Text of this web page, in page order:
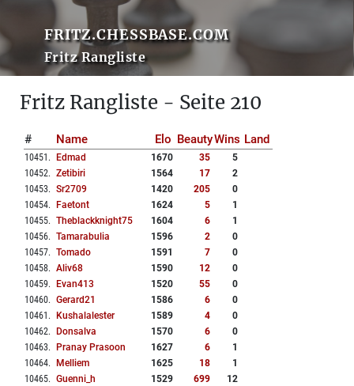
FRITZ.CHESSBASE.COM
Fritz Rangliste
Fritz Rangliste - Seite 210
# Name Elo BeautyWins Land
10451 . Edmad 1670 35
5
10452. Zetibiri 1564 17
2
10453. Sr2709 1420 205
0
10454. Faetont 1624 5
1
10455. Theblackknight75 1604 6
1
10456. Tamarabulia 1596 2
0
10457. Tomado 1591 7
0
10458. Aliv68 1590 12
0
10459. Evan413 1520 55
0
10460. Gerard21 1586 6
0
10461 . Kushalalester 1589 4
0
10462. Donsalva 1570 6
0
10463. Pranay Prasoon 1627 6
1
10464. Melliem 1625 18
1
10465. Guenni_h 1529 699
12